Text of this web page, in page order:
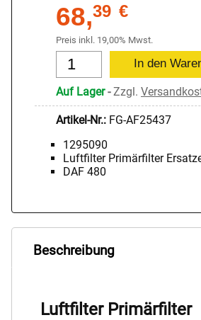
68,39 €
Preis inkl. 19,00% Mwst.
Auf Lager-Zzgl.
Artikel-Nr.: FG-AF25437
1295090
Luftfilter Primärfilter
DAF 480
Beschreibung
Luftfilter Primärfilter